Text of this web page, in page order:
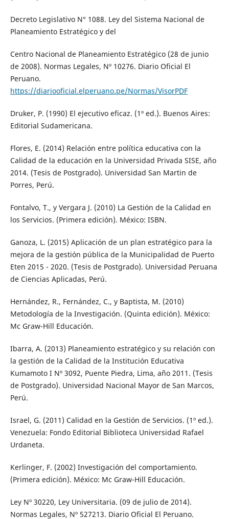
Decreto Legislativo N° 1088. Ley del Sistema Nacional de
Planeamiento Estratégico y del
Centro Nacional de Planeamiento Estratégico (28 de junio
de 2008). Normas Legales, Nº 10276. Diario Oficial El
Peruano.
https://diariooficial.elperuano.pe/Normas/VisorPDF
Druker, P. (1990) El ejecutivo eficaz. (1º ed.). Buenos Aires:
Editorial Sudamericana.
Flores, E. (2014) Relación entre política educativa con la
Calidad de la educación en la Universidad Privada SISE, año
2014. (Tesis de Postgrado). Universidad San Martin de
Porres, Perú.
Fontalvo, T., y Vergara J. (2010) La Gestión de la Calidad en
los Servicios. (Primera edición). México: ISBN.
Ganoza, L. (2015) Aplicación de un plan estratégico para la
mejora de la gestión pública de la Municipalidad de Puerto
Eten 2015 - 2020. (Tesis de Postgrado). Universidad Peruana
de Ciencias Aplicadas, Perú.
Hernández, R., Fernández, C., y Baptista, M. (2010)
Metodología de la Investigación. (Quinta edición). México:
Mc Graw-Hill Educación.
Ibarra, A. (2013) Planeamiento estratégico y su relación con
la gestión de la Calidad de la Institución Educativa
Kumamoto I Nº 3092, Puente Piedra, Lima, año 2011. (Tesis
de Postgrado). Universidad Nacional Mayor de San Marcos,
Perú.
Israel, G. (2011) Calidad en la Gestión de Servicios. (1º ed.).
Venezuela: Fondo Editorial Biblioteca Universidad Rafael
Urdaneta.
Kerlinger, F. (2002) Investigación del comportamiento.
(Primera edición). México: Mc Graw-Hill Educación.
Ley Nº 30220, Ley Universitaria. (09 de julio de 2014).
Normas Legales, Nº 527213. Diario Oficial El Peruano.